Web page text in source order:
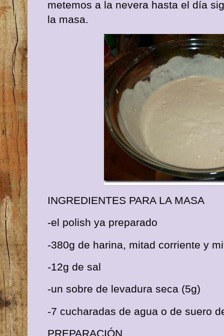
metemos a la nevera hasta el día
la masa.
INGREDIENTES PARA LA MASA
-el polish ya preparado
-380g de harina, mitad corriente y
-12g de sal
-un sobre de levadura seca (5g)
-7 cucharadas de agua o de suero
PREPARACIÓN